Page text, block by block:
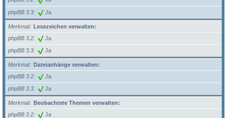
phpBB 3.3 Ja
Merkmal
Lesezeichen verwalten:
phpBB 3.2
Ja
phpBB 3.3 Ja
Merkmal
Dateianhänge verwalten:
phpBB 3.2
Ja
phpBB 3.3 Ja
Merkmal
Beobachtete Themen verwalten:
phpBB 3.2
Ja